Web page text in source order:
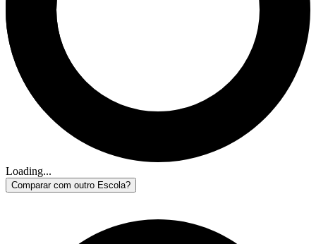
Loading...
Comparar com outro Escola?